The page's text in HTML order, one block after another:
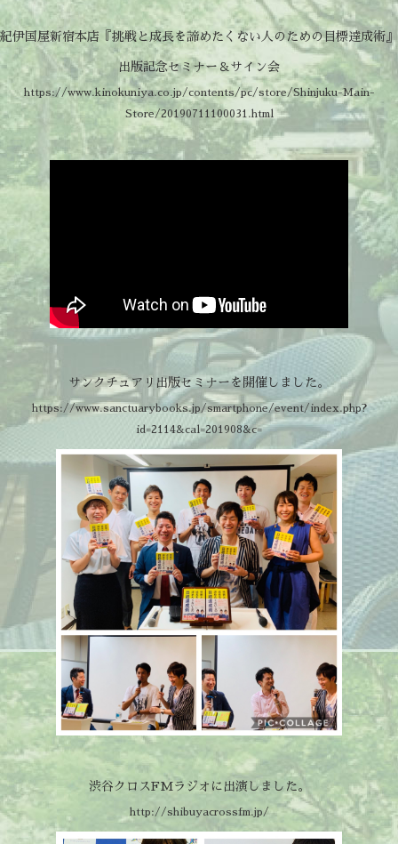
紀伊国屋新宿本店『挑戦と成長を諦めたくない人のための目標達成術』
出版記念セミナー＆サイン会
https://www.kinokuniya.co.jp/contents/pc/store/Shinjuku-Main-
Store/20190711100031.html
サンクチュアリ出版セミナーを開催しました。
https://www.sanctuarybooks.jp/smartphone/event/index.php?
id=2114&cal=201908&c=
渋谷クロスFMラジオに出演しました。
http://shibuyacrossfm.jp/